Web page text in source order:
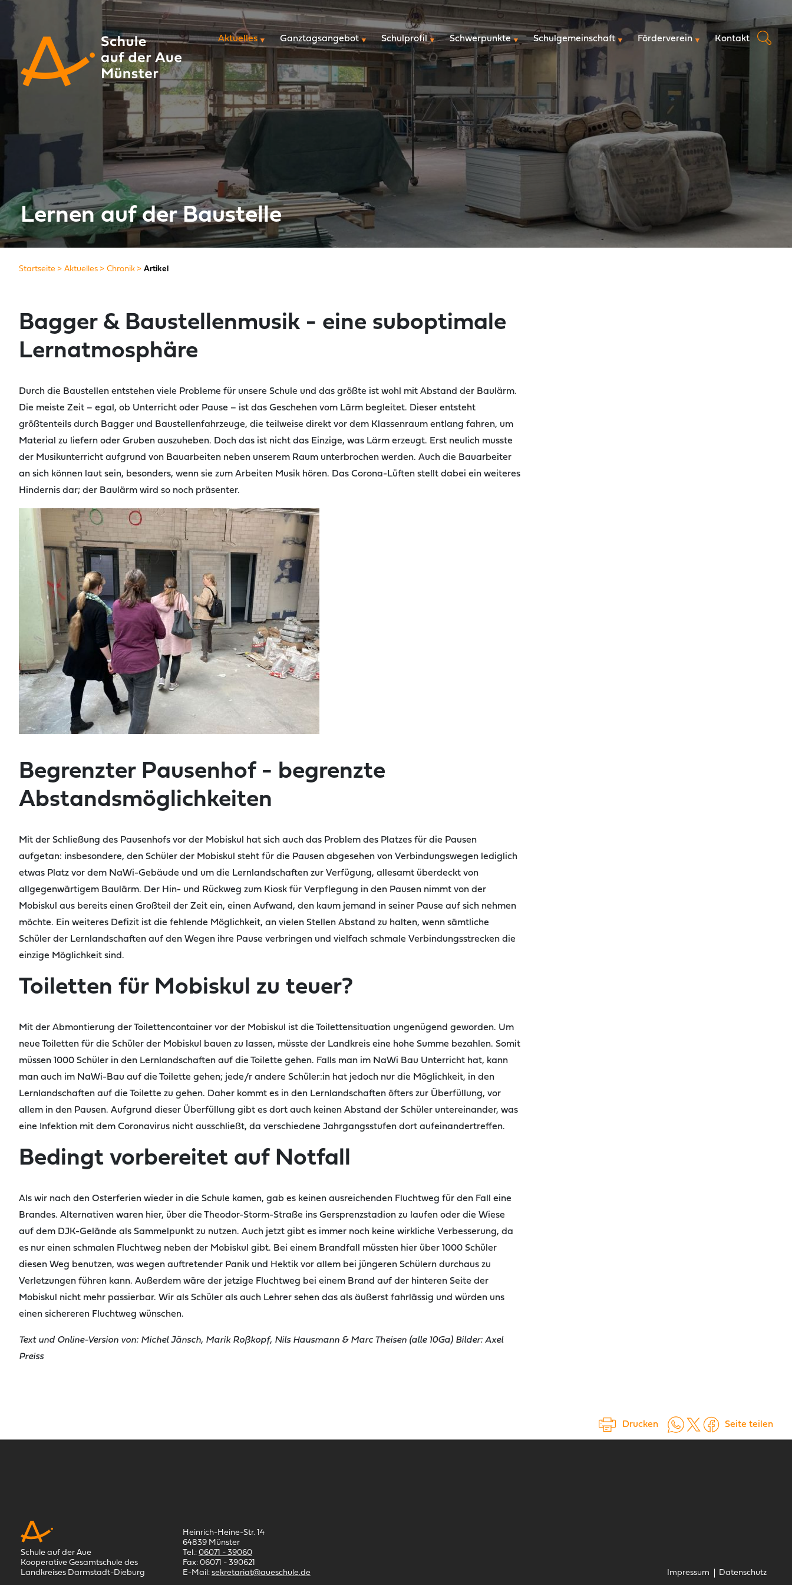
Navigation überspringen
Aktuelles Ganztagsangebot Schulprofil Schwerpunkte Schulgemeinschaft Förderverein Kontakt
Lernen auf der Baustelle
Startseite Aktuelles Chronik Artikel
Bagger & Baustellenmusik - eine suboptimale
Lernatmosphäre
Durch die Baustellen entstehen viele Probleme für unsere Schule und das größte ist wohl mit Abstand der Baulärm.
Die meiste Zeit – egal, ob Unterricht oder Pause – ist das Geschehen vom Lärm begleitet. Dieser entsteht
größtenteils durch Bagger und Baustellenfahrzeuge, die teilweise direkt vor dem Klassenraum entlang fahren, um
Material zu liefern oder Gruben auszuheben. Doch das ist nicht das Einzige, was Lärm erzeugt. Erst neulich musste
der Musikunterricht aufgrund von Bauarbeiten neben unserem Raum unterbrochen werden. Auch die Bauarbeiter
an sich können laut sein, besonders, wenn sie zum Arbeiten Musik hören. Das Corona-Lüften stellt dabei ein weiteres
Hindernis dar; der Baulärm wird so noch präsenter.
Begrenzter Pausenhof - begrenzte
Abstandsmöglichkeiten
Mit der Schließung des Pausenhofs vor der Mobiskul
hat sich auch das Problem des Platzes für die Pausen
aufgetan: insbesondere, den Schüler der Mobiskul steht für die Pausen abgesehen von Verbindungswegen lediglich
etwas Platz vor dem NaWi-Gebäude und um die Lernlandschaften zur Verfügung, allesamt überdeckt von
allgegenwärtigem Baulärm. Der Hin- und Rückweg zum Kiosk für Verpflegung in den Pausen nimmt von der
Mobiskul aus bereits einen Großteil der Zeit ein, einen Aufwand, den kaum jemand in seiner Pause auf sich nehmen
möchte. Ein weiteres Defizit ist die fehlende Möglichkeit, an vielen Stellen Abstand zu halten, wenn sämtliche
Schüler der Lernlandschaften auf den Wegen ihre Pause verbringen und vielfach schmale Verbindungsstrecken die
einzige Möglichkeit sind.
Toiletten für Mobiskul zu teuer?
Mit der Abmontierung der Toilettencontainer vor der Mobiskul
ist die Toilettensituation ungenügend geworden. Um
neue Toiletten für die Schüler der Mobiskul bauen zu lassen, müsste der Landkreis eine hohe Summe bezahlen. Somit
müssen 1000 Schüler in den Lernlandschaften auf die Toilette gehen. Falls man im NaWi Bau Unterricht hat, kann
man auch im NaWi-Bau auf die Toilette gehen; jede/r andere Schüler:in hat jedoch nur die Möglichkeit, in den
Lernlandschaften auf die Toilette zu gehen. Daher kommt es in den Lernlandschaften öfters zur Überfüllung, vor
allem in den Pausen. Aufgrund dieser Überfüllung gibt es dort auch keinen Abstand der Schüler untereinander, was
eine Infektion mit dem Coronavirus nicht ausschließt, da verschiedene Jahrgangsstufen dort aufeinandertreffen.
Bedingt vorbereitet auf Notfall
Als wir nach den Osterferien wieder in die Schule kamen, gab es keinen ausreichenden Fluchtweg für den Fall eine
Brandes. Alternativen waren hier, über die Theodor-Storm-Straße ins Gersprenzstadion zu laufen oder die Wiese
auf dem DJK-Gelände als Sammelpunkt zu nutzen. Auch jetzt gibt es immer noch keine wirkliche Verbesserung, da
es nur einen schmalen Fluchtweg neben der Mobiskul gibt. Bei einem Brandfall müssten hier über 1000 Schüler
diesen Weg benutzen, was wegen auftretender Panik und Hektik vor allem bei jüngeren Schülern durchaus zu
Verletzungen führen kann. Außerdem wäre der jetzige Fluchtweg bei einem Brand auf der hinteren Seite der
Mobiskul
nicht mehr passierbar. Wir als Schüler als auch Lehrer sehen das als äußerst fahrlässig und würden uns
einen sichereren Fluchtweg wünschen.
Text und Online-Version von: Michel Jänsch, Marik Roßkopf, Nils Hausmann & Marc Theisen (alle 10Ga) Bilder: Axel
Preiss
Drucken Auf WhatsApp teilen
Auf X teilen
Auf Facebook teilen
Seite teilen
Schule auf der Aue
Kooperative Gesamtschule des
Landkreises Darmstadt-Dieburg
Heinrich-Heine-Str. 14
64839 Münster
Tel.: 06071 - 39060
Fax: 06071 - 390621
E-Mail: sekretariat@aueschule.de Navigation überspringen
Impressum Datenschutz